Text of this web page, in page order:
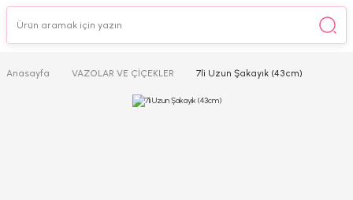
Anasayfa VAZOLAR VE ÇİÇEKLER 7li Uzun Şakayık (43cm)